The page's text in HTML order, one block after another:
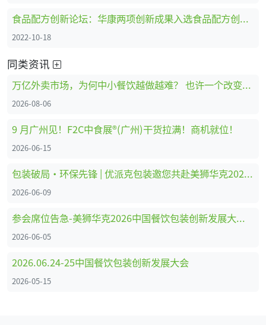
食品配方创新论坛：华康两项创新成果入选食品配方创新show
2022-10-18
同类资讯
万亿外卖市场，为何中小餐饮越做越难？ 也许一个改变就能破局
2026-08-06
9 月广州见！F2C中食展®(广州)干货拉满！商机就位！
2026-06-15
包装破局·环保先锋 | 优派克包装邀您共赴美狮华克2026中国餐饮包装创新发展大会
2026-06-09
参会席位告急-美狮华克2026中国餐饮包装创新发展大会报名持续火爆，有意参会抓紧冲鸭！！！
2026-06-05
2026.06.24-25中国餐饮包装创新发展大会
2026-05-15